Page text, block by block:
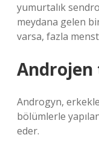
yumurtalık
meydana gelen
varsa, fazla
Androjen
Androgyn,
bölümlerle
eder.